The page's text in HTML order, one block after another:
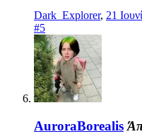
Dark_Explorer, 21
#5
AuroraBorealis